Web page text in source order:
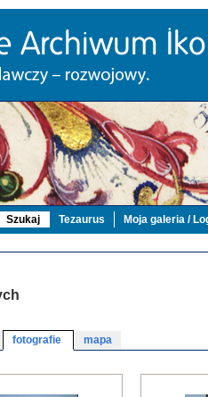
Szukaj Tezaurus Moja galeria /
fotografie mapa